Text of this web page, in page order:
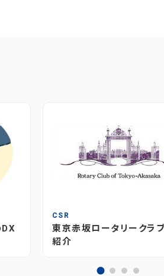
CSR
東京赤坂ロータリークラ
紹介